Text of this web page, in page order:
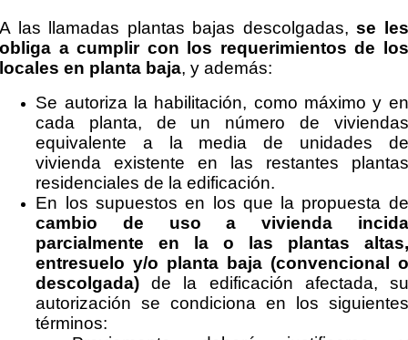
A las llamadas plantas bajas descolgadas,se les
obliga a cumplir con los requerimientos de los
locales en planta baja, y además:
Se autoriza la habilitación, como máximo y en
cada planta, de un número de viviendas
equivalente a la media de unidades de
vivienda existente en las restantes plantas
residenciales de la edificación.
En los supuestos en los que la propuesta de
cambio de uso a vivienda incida
parcialmente en la o las plantas altas,
entresuelo y/o planta baja (convencional o
descolgada) de la edificación afectada, su
autorización se condiciona en los siguientes
términos: